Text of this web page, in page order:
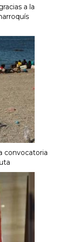
a la
convocatoria